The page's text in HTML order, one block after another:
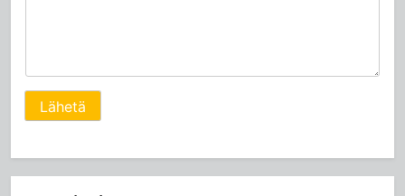
i
t
ä
h
e
Lähetä